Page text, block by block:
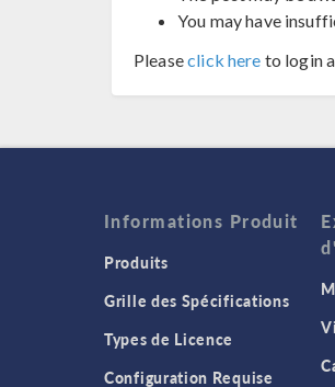
You may have
Pleaseclick here to login
Informations Produit
Produits
Grille des Spécifications
Types de Licence
Configuration Requise